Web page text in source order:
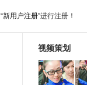
“新用户注册”进行注册！
视频策划